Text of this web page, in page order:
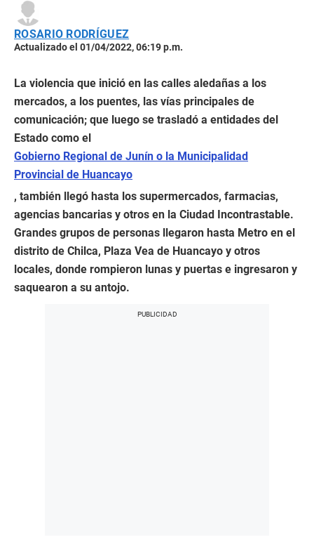
ROSARIO RODRÍGUEZ
Actualizado el 01/04/2022, 06:19 p.m.
La violencia que inició en las calles aledañas a los
mercados, a los puentes, las vías principales de
comunicación; que luego se trasladó a entidades del
Estado como el
Gobierno Regional de Junín o la Municipalidad
Provincial de Huancayo
, también llegó hasta los supermercados, farmacias,
agencias bancarias y otros en la Ciudad Incontrastable.
Grandes grupos de personas llegaron hasta Metro en el
distrito de Chilca, Plaza Vea de Huancayo y otros
locales, donde rompieron lunas y puertas e ingresaron y
saquearon a su antojo.